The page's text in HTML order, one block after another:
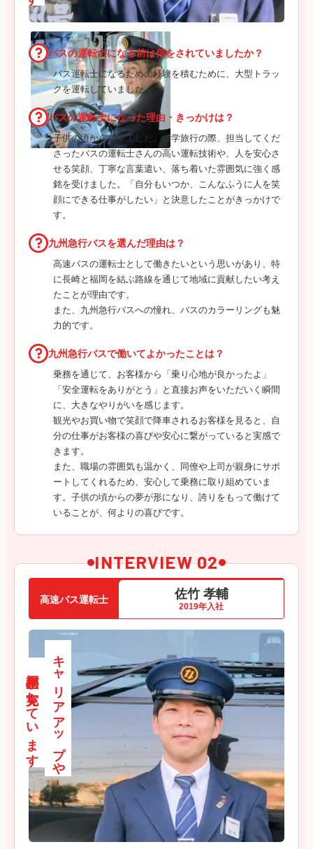
バスの運転士になる前は何をされていましたか？
バス運転士になるための経験を積むために、大型トラッ
クを運転していました。
バスの運転士になった理由・きっかけは？
子供の頃からの夢でした。修学旅行の際、担当してくだ
さったバスの運転士さんの高い運転技術や、人を安心さ
せる笑顔、丁寧な言葉遣い、落ち着いた雰囲気に強く感
銘を受けました。「自分もいつか、こんなふうに人を笑
顔にできる仕事がしたい」と決意したことがきっかけで
す。
九州急行バスを選んだ理由は？
高速バスの運転士として働きたいという思いがあり、特
に長崎と福岡を結ぶ路線を通じて地域に貢献したい考え
たことが理由です。
また、九州急行バスへの憧れ、バスのカラーリングも魅
力的です。
九州急行バスで働いてよかったことは？
乗務を通じて、お客様から「乗り心地が良かったよ」
「安全運転をありがとう」と直接お声をいただいく瞬間
に、大きなやりがいを感じます。
観光やお買い物で笑顔で降車されるお客様を見ると、自
分の仕事がお客様の喜びや安心に繋がっていると実感で
きます。
また、職場の雰囲気も温かく、同僚や上司が親身にサポ
ートしてくれるため、安心して乗務に取り組めていま
す。子供の頃からの夢が形になり、誇りをもって働けて
いることが、何よりの喜びです。
INTERVIEW 02
高速バス運転士 佐竹 孝輔
2019年入社
キャリアアップや
福利厚生が充実しています